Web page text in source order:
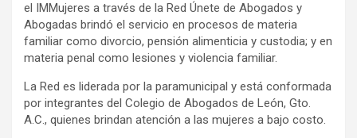
el IMMujeres a través de la Red Únete de Abogados y
Abogadas brindó el servicio en procesos de materia
familiar como divorcio, pensión alimenticia y custodia; y en
materia penal como lesiones y violencia familiar.
La Red es liderada por la paramunicipal y está conformada
por integrantes del Colegio de Abogados de León, Gto.
A.C., quienes brindan atención a las mujeres a bajo costo.